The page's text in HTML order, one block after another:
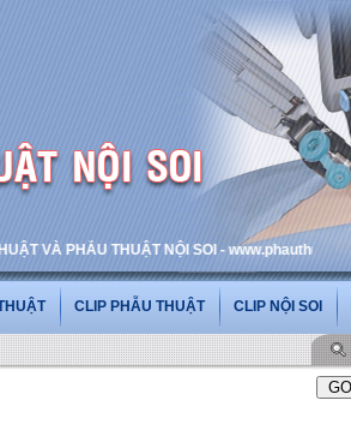
VÀ PHẪU THUẬT NỘI SOI - www.phauthuatnoisoi.vn
CLIP PHẪU THUẬT CLIP NỘI SOI